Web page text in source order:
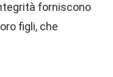
forniscono
figli, che